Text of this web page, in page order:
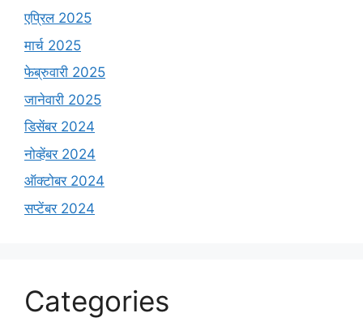
एप्रिल 2025
मार्च 2025
फेब्रुवारी 2025
जानेवारी 2025
डिसेंबर 2024
नोव्हेंबर 2024
ऑक्टोबर 2024
सप्टेंबर 2024
Categories